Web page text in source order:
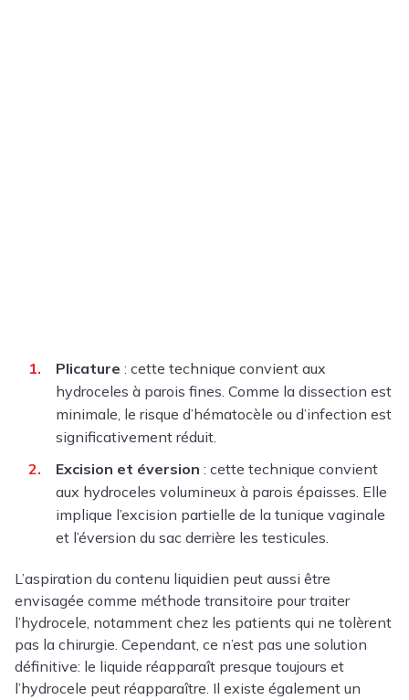
Plicature : cette technique convient aux
hydroceles à parois fines. Comme la dissection est
minimale, le risque d’hématocèle ou d’infection est
significativement réduit.
Excision et éversion : cette technique convient
aux hydroceles volumineux à parois épaisses. Elle
implique l’excision partielle de la tunique vaginale
et l’éversion du sac derrière les testicules.
L’aspiration du contenu liquidien peut aussi être
envisagée comme méthode transitoire pour traiter
l’hydrocele, notamment chez les patients qui ne tolèrent
pas la chirurgie. Cependant, ce n’est pas une solution
définitive: le liquide réapparaît presque toujours et
l’hydrocele peut réapparaître. Il existe également un